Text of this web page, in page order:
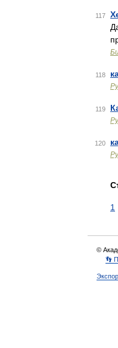
117
118
119
120
1
©
👣